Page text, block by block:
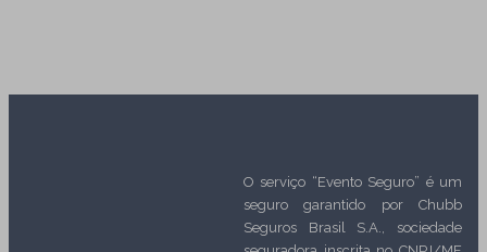
O serviço “Evento Seguro” é um
seguro garantido por Chubb
Seguros Brasil S.A., sociedade